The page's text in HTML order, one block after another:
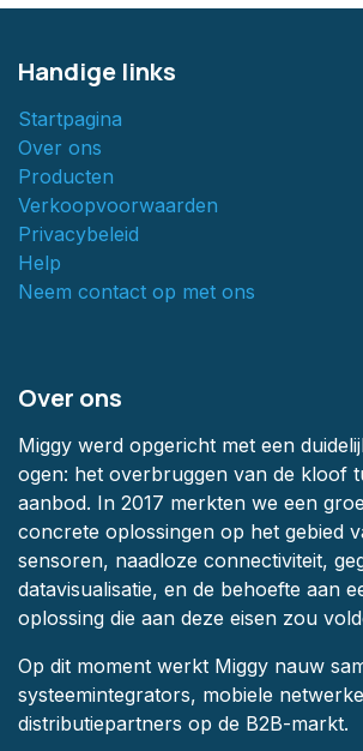
Handige links
Startpagina
Over ons
Producten
Verkoopvoorwaarden
Privacybeleid
Help
Neem contact op met ons
Over ons
Miggy werd opgericht met een
ogen: het overbruggen van de kloof
aanbod. In 2017 merkten we een
concrete oplossingen op het gebied
sensoren, naadloze connectiviteit,
datavisualisatie, en de behoefte aan
oplossing die aan deze eisen zou
Op dit moment werkt Miggy nauw
systeemintegrators, mobiele
distributiepartners op de B2B-markt.